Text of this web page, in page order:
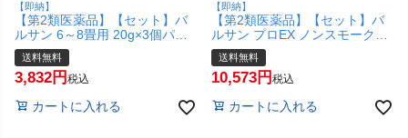
【即納】
【第2類医薬品】【セット】バ
ルサン 6～8畳用 20g×3個パッ
ク×2【レック株式会社/レック
ケミカル】【その他医薬品/6
個】【宅配便送料無料】
送料無料
3,832 税込
カートに入れる
【即納】
【第2類医薬品】【セット】バ
ルサン プロEX ノンスモーク霧
タイプ 12-20畳用 93g×2個パッ
ク×5【レック株式会社/レック
ケミカル】【その他医薬品/10
(6043683-set3)
送料無料
10,573 税込
カートに入れる